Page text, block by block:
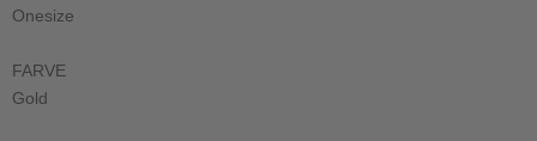
Onesize
FARVE
Gold